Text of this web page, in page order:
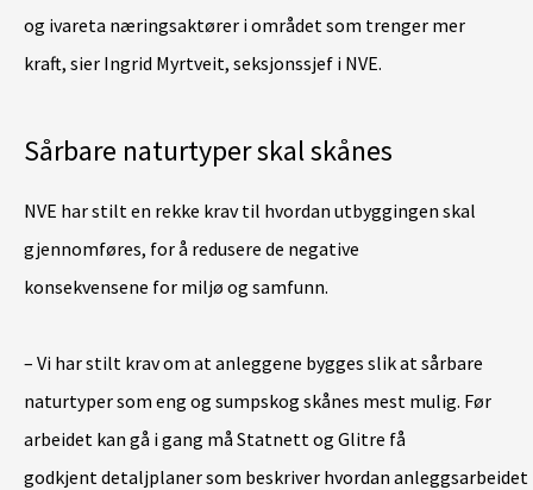
og ivareta næringsaktører i området som trenger mer
kraft, sier Ingrid Myrtveit, seksjonssjef i NVE.
Sårbare naturtyper skal skånes
NVE har stilt en rekke krav til hvordan utbyggingen skal
gjennomføres, for å redusere de negative
konsekvensene for miljø og samfunn.
– Vi har stilt krav om at anleggene bygges slik at sårbare
naturtyper som eng og sumpskog skånes mest mulig. Før
arbeidet kan gå i gang må Statnett og Glitre få
godkjent detaljplaner som beskriver hvordan anleggsarbeidet